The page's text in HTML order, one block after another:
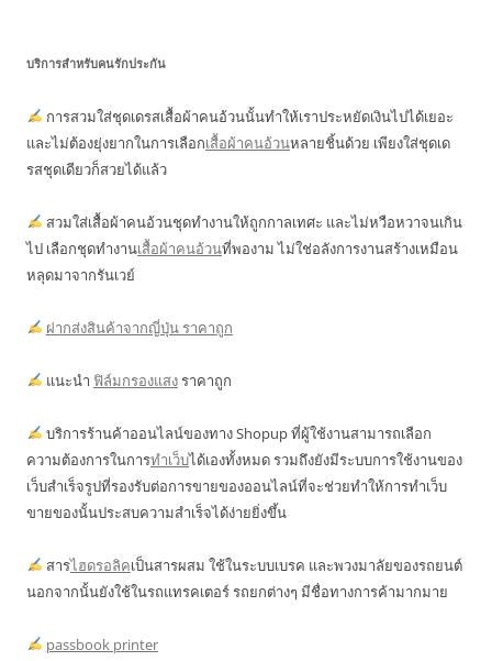
บริการสำหรับคนรักประกัน
การสวมใส่ชุดเดรสเสื้อผ้าคนอ้วนนั้นทำให้เราประหยัดเงินไปได้เยอะ
และไม่ต้องยุ่งยากในการเลือกเสื้อผ้าคนอ้วนหลายชิ้นด้วย เพียงใส่ชุดเด
รสชุดเดียวก็สวยได้แล้ว
สวมใส่เสื้อผ้าคนอ้วนชุดทำงานให้ถูกกาลเทศะ และไม่หวือหวาจนเกิน
ไป เลือกชุดทำงานเสื้อผ้าคนอ้วนที่พองาม ไม่ใช่อลังการงานสร้างเหมือน
หลุดมาจากรันเวย์
ฝากส่งสินค้าจากญี่ปุ่น ราคาถูก
แนะนำ ฟิล์มกรองแสงราคาถูก
บริการร้านค้าออนไลน์ของทาง Shopup ที่ผู้ใช้งานสามารถเลือก
ความต้องการในการทำเว็บได้เองทั้งหมด รวมถึงยังมีระบบการใช้งานของ
เว็บสำเร็จรูปที่รองรับต่อการขายของออนไลน์ที่จะช่วยทำให้การทำเว็บ
ขายของนั้นประสบความสำเร็จได้ง่ายยิ่งขึ้น
สารไฮดรอลิคเป็นสารผสม ใช้ในระบบเบรค และพวงมาลัยของรถยนต์
นอกจากนั้นยังใช้ในรถแทรคเตอร์ รถยกต่างๆ มีชื่อทางการค้ามากมาย
passbook printer